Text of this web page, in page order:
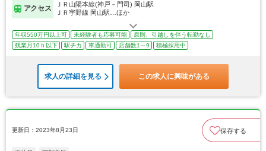
アクセス
ＪＲ山陽本線(神戸－門司) 岡山駅
ＪＲ宇野線 岡山駅…ほか
年収550万円以上可 未経験者も応募可能
原則、引越しを伴う転勤なし
残業月10ｈ以下
駅チカ 車通勤可 店舗数1～9 積極採用中
求人の詳細を見る この求人に興味がある
更新日：2023年8月23日 保存する